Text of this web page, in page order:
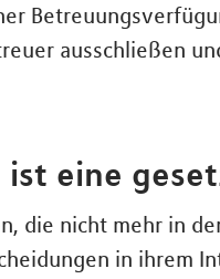
ausschließen
ist eine
die nicht mehr in
in ihrem